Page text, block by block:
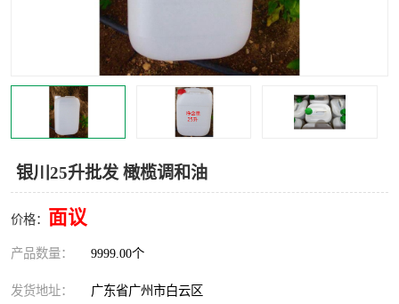
银川25升批发 橄榄调和油
价格： 面议
产品数量： 9999.00个
发货地址： 广东省广州市白云区